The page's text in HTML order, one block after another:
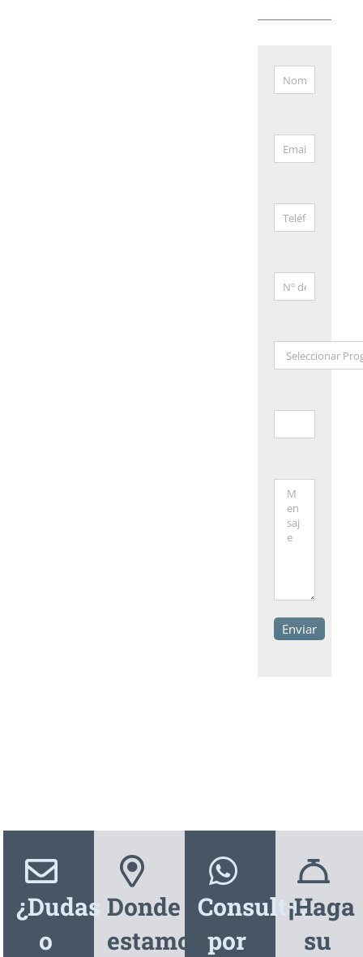
¿Dudas
o
Donde
estamos
Consultas
por
¡Haga
su